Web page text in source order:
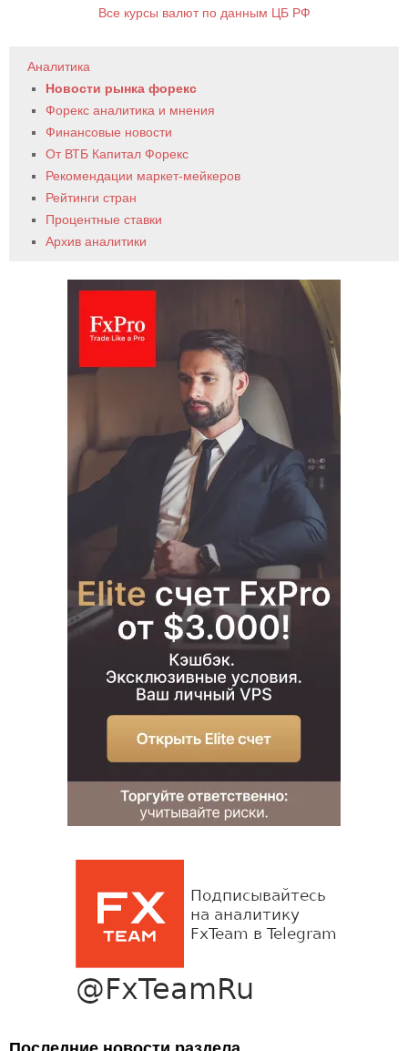
Все курсы валют по данным ЦБ РФ
Аналитика
Новости рынка форекс
Форекс аналитика и мнения
Финансовые новости
От ВТБ Капитал Форекс
Рекомендации маркет-мейкеров
Рейтинги стран
Процентные ставки
Архив аналитики